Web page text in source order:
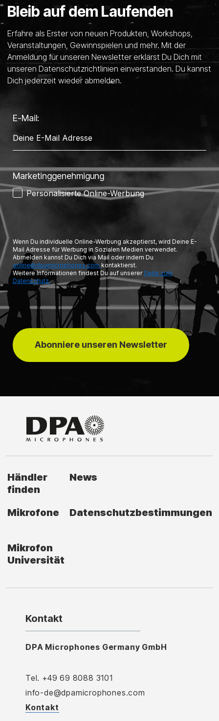
Bleib auf dem Laufenden
Erfahre als Erster von neuen Produkten, Workshops,
Veranstaltungen, Gewinnspielen und mehr. Mit der
Anmeldung für unseren Newsletter erklärst Du Dich mit
unseren Datenschutzrichtlinien einverstanden. Du kannst
Dich jederzeit wieder abmelden.
E-Mail:
Marketinggenehmigung
Personalisierte Online-Werbung
Wenn Du individuelle Online-Werbung akzeptierst, wird Deine E-
Mail Adresse für Werbung in Sozialen Medien verwendet.
Abmelden kannst Du Dich via Mail oder indem Du
online@dpamicrophones.com kontaktierst.
Weitere Informationen findest Du auf unserer Seite zum
Datenschutz.
Abonniere unseren Newsletter
Händler
finden
News
Mikrofone Datenschutzbestimmungen
Mikrofon
Universität
Kontakt
DPA Microphones Germany GmbH
Tel. +49 69 8088 3101
info-de@dpamicrophones.com
Kontakt